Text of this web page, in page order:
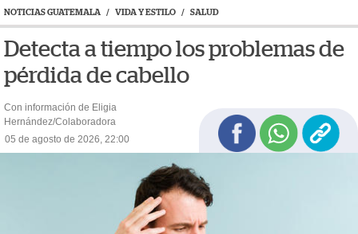
NOTICIAS GUATEMALA / VIDA Y ESTILO / SALUD
Detecta a tiempo los problemas de
pérdida de cabello
Con información de Eligia
Hernández/Colaboradora
05 de agosto de 2026, 22:00